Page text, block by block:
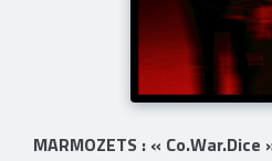
MARMOZETS : « Co.War.Dice